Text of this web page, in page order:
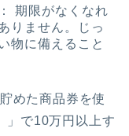
期限がなくなれ
りません。じっ
物に備えること
めた商品券を使
」で10万円以上す